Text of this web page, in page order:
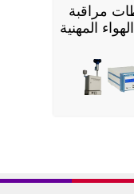
مراقبة
المهنية